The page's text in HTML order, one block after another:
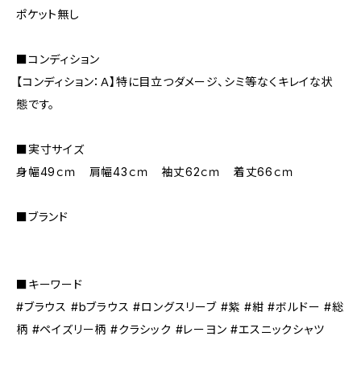
ポケット無し
■コンディション
【コンディション：Ａ】特に目立つダメージ、シミ等なくキレイな状
態です。
■実寸サイズ
身幅49ｃｍ 肩幅43ｃｍ 袖丈62ｃｍ 着丈66ｃｍ
■ブランド
■キーワード
#ブラウス #bブラウス #ロングスリーブ #紫 #紺 #ボルドー #総
柄 #ペイズリー柄 #クラシック #レーヨン #エスニックシャツ